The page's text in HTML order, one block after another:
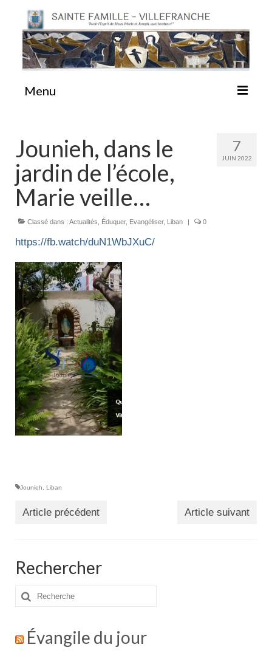
Menu
Sainte Emilie
La Congrégation
La Maison-Mère
Actualités
Tutelle
7
JUIN 2022
Jounieh, dans le
jardin de l’école,
Marie veille…
Classé dans : Actualités Éduquer, Evangéliser, Liban 0
https://fb.watch/duN1WbJXuC/
Jounieh, Liban
Article précédent Article suivant
Rechercher
Rechercher
:
Évangile du jour